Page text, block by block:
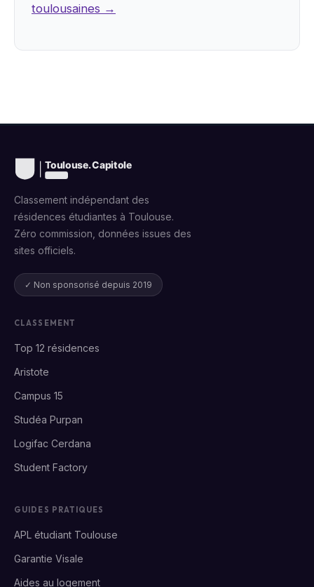
toulousaines →
Classement indépendant des
résidences étudiantes à Toulouse.
Zéro commission, données issues des
sites officiels.
✓ Non sponsorisé depuis 2019
CLASSEMENT
Top 12 résidences
Aristote
Campus 15
Studéa Purpan
Logifac Cerdana
Student Factory
GUIDES PRATIQUES
APL étudiant Toulouse
Garantie Visale
Aides au logement